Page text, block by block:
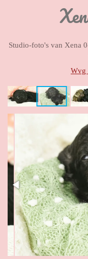
Studio-foto's van Xena
Wvg